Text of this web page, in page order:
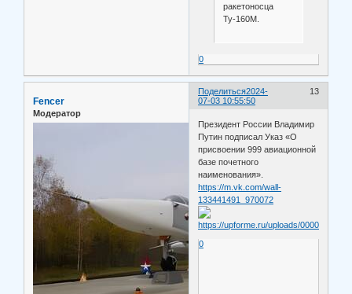
ракетоносца
Ту-160М.
0
Поделиться 13
2024-
07-03 10:55:50
Fencer
Модератор
Президент России Владимир
Путин подписал Указ «О
присвоении 999 авиационной
базе почетного
наименования».
https://m.vk.com/wall-
133441491_970072
0